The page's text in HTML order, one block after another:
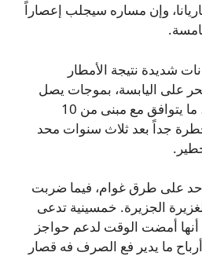
وإن مساره سيجلب إعصاراً
شديدة نتيجة الأمطار
على اليابسة، بموجات يصل
ارتفاعها إلى 10.7 أمتار، ما يتوافق مع مبنى من 10
جداً بعد ثلاث سنوات محد
على طرق غوام، فيما ضربت
الجزيرة. خمسينية تدعى
أمضت الوقت لدعم حواجز
ما يدير فع الصرف فه قصار